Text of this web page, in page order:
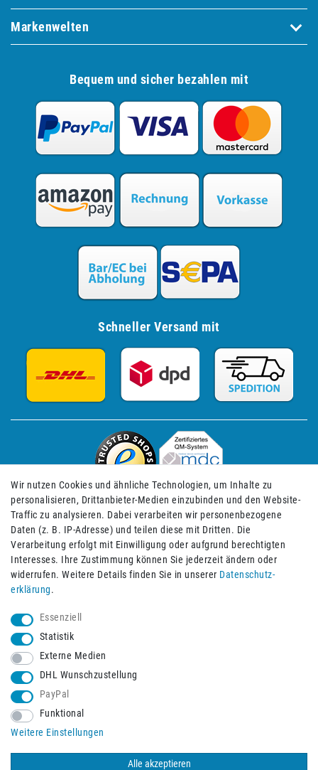
Markenwelten
Bequem und sicher bezahlen mit
Schneller Versand mit
Impressum Daten­schutz­erklärung AGB
Wir nutzen Cookies und ähnliche Technologien, um Inhalte zu
personalisieren, Drittanbieter-Medien einzubinden und den Website-
Traffic zu analysieren. Dabei verarbeiten wir personenbezogene
Daten (z. B. IP-Adresse) und teilen diese mit Dritten. Die
Verarbeitung erfolgt mit Einwilligung oder aufgrund berechtigten
Interesses. Ihre Zustimmung können Sie jederzeit ändern oder
widerrufen. Weitere Details finden Sie in unserer Daten­schutz­
erklärung.
Essenziell
Statistik
Externe Medien
DHL Wunschzustellung
PayPal
Funktional
Weitere Einstellungen
Alle akzeptieren